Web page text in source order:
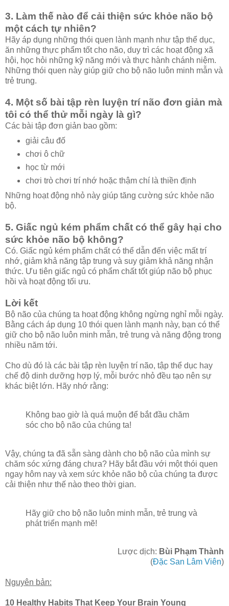
3. Làm thế nào để cải thiện sức khỏe não bộ
một cách tự nhiên?
Hãy áp dụng những thói quen lành mạnh như tập thể dục,
ăn những thực phẩm tốt cho não, duy trì các hoạt động xã
hội, học hỏi những kỹ năng mới và thực hành chánh niệm.
Những thói quen này giúp giữ cho bộ não luôn minh mẫn và
trẻ trung.
4. Một số bài tập rèn luyện trí não đơn giản mà
tôi có thể thử mỗi ngày là gì?
Các bài tập đơn giản bao gồm:
giải câu đố
chơi ô chữ
học từ mới
chơi trò chơi trí nhớ hoặc thậm chí là thiền định
Những hoạt động nhỏ này giúp tăng cường sức khỏe não
bộ.
5. Giấc ngủ kém phẩm chất có thể gây hại cho
sức khỏe não bộ không?
Có. Giấc ngủ kém phẩm chất có thể dẫn đến việc mất trí
nhớ, giảm khả năng tập trung và suy giảm khả năng nhận
thức. Ưu tiên giấc ngủ có phẩm chất tốt giúp não bộ phục
hồi và hoạt động tối ưu.
Lời kết
Bộ não của chúng ta hoạt động không ngừng nghỉ mỗi ngày.
Bằng cách áp dụng 10 thói quen lành mạnh này, bạn có thể
giữ cho bộ não luôn minh mẫn, trẻ trung và năng động trong
nhiều năm tới.
Cho dù đó là các bài tập rèn luyện trí não, tập thể dục hay
chế độ dinh dưỡng hợp lý, mỗi bước nhỏ đều tạo nên sự
khác biệt lớn. Hãy nhớ rằng:
Không bao giờ là quá muộn để bắt đầu chăm
sóc cho bộ não của chúng ta!
Vậy, chúng ta đã sẵn sàng dành cho bộ não của mình sự
chăm sóc xứng đáng chưa? Hãy bắt đầu với một thói quen
ngay hôm nay và xem sức khỏe não bộ của chúng ta được
cải thiện như thế nào theo thời gian.
Hãy giữ cho bộ não luôn minh mẫn, trẻ trung và
phát triển mạnh mẽ!
Lược dịch: Bùi Phạm Thành
(Đặc San Lâm Viên)
Nguyên bản:
10 Healthy Habits That Keep Your Brain Young